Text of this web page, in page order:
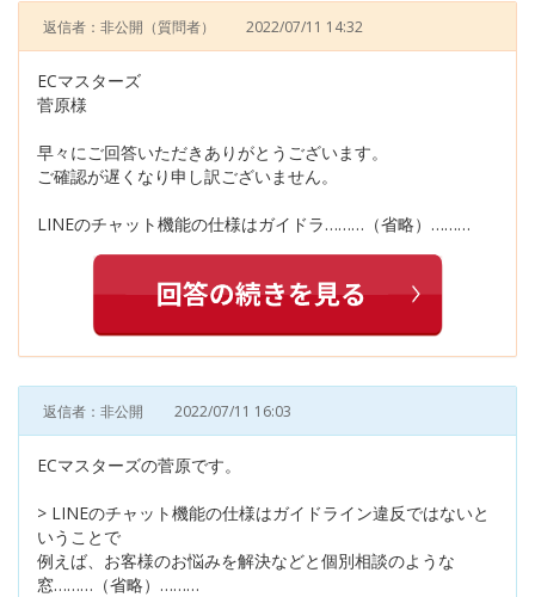
返信者：非公開 （質問者） 2022/07/11 14:32
ECマスターズ
菅原様
早々にご回答いただきありがとうございます。
ご確認が遅くなり申し訳ございません。
LINEのチャット機能の仕様はガイドラ………（省略）………
返信者：非公開 2022/07/11 16:03
ECマスターズの菅原です。
> LINEのチャット機能の仕様はガイドライン違反ではないと
いうことで
例えば、お客様のお悩みを解決などと個別相談のような
窓………（省略）………